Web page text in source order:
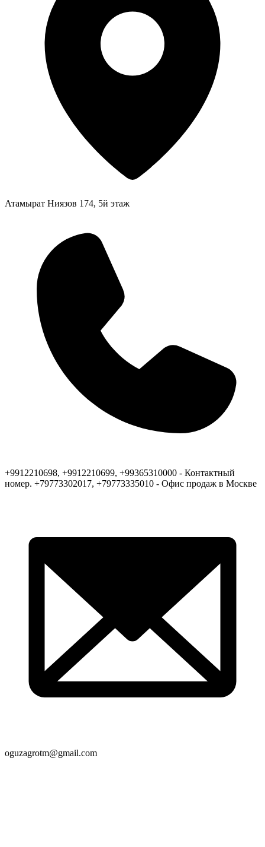
Атамырат Ниязов 174, 5й этаж
+9912210698, +9912210699, +99365310000 - Контактный
номер. +79773302017, +79773335010 - Офис продаж в Москве
oguzagrotm@gmail.com